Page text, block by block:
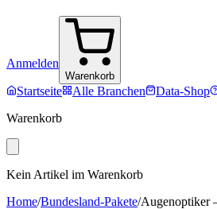
Anmelden
Warenkorb
Startseite Alle Branchen Data-Shop
Warenkorb
Kein Artikel im Warenkorb
Home/Bundesland-Pakete/Augenoptiker